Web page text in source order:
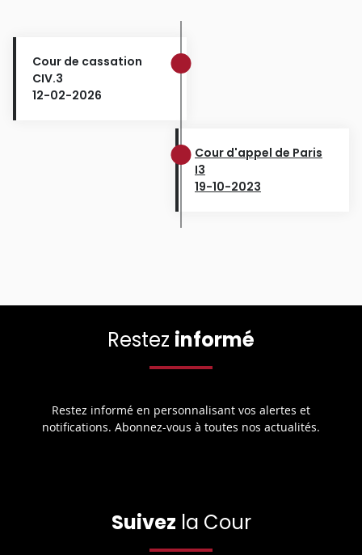
Cour de cassation
CIV.3
12-02-2026
Cour d'appel de Paris
I3
19-10-2023
Restez informé
Restez informé en personnalisant vos alertes et
notifications. Abonnez-vous à toutes nos actualités.
Suivez la Cour